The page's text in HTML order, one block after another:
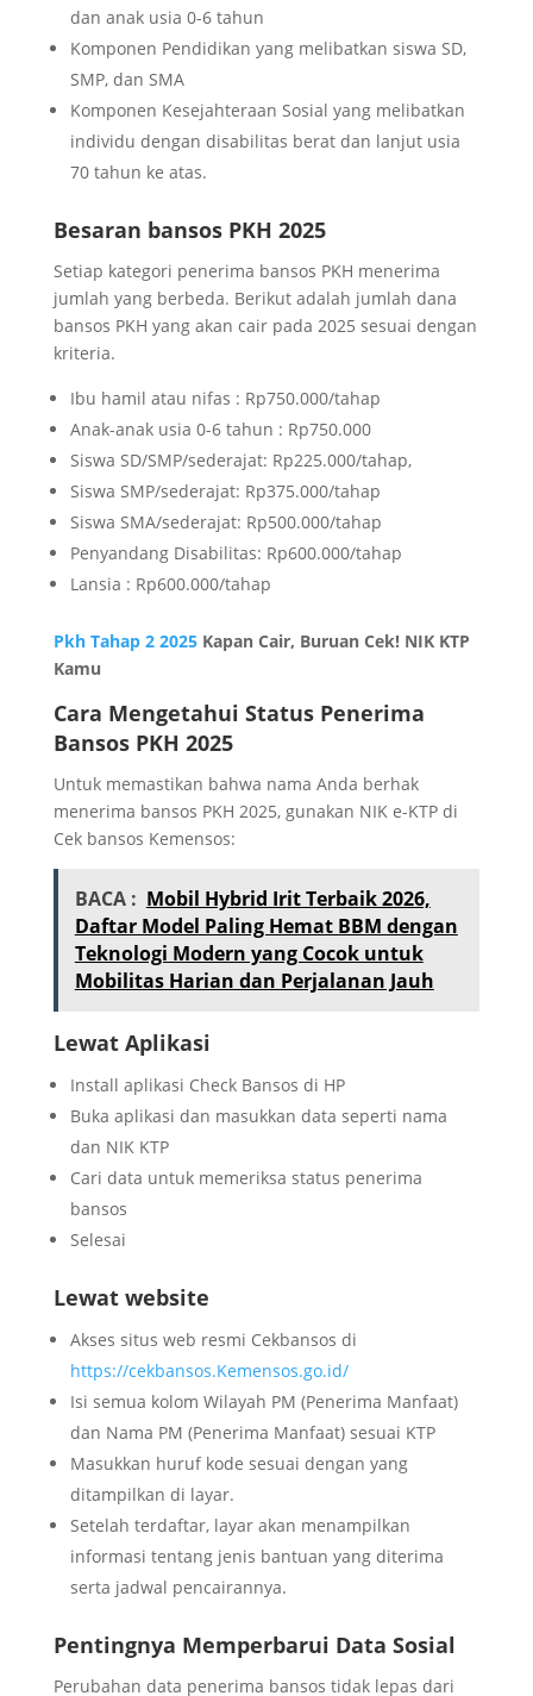
dan anak usia 0-6 tahun
Komponen Pendidikan yang melibatkan siswa SD,
SMP, dan SMA
Komponen Kesejahteraan Sosial yang melibatkan
individu dengan disabilitas berat dan lanjut usia
70 tahun ke atas.
Besaran bansos PKH 2025
Setiap kategori penerima bansos PKH menerima
jumlah yang berbeda. Berikut adalah jumlah dana
bansos PKH yang akan cair pada 2025 sesuai dengan
kriteria.
Ibu hamil atau nifas : Rp750.000/tahap
Anak-anak usia 0-6 tahun : Rp750.000
Siswa SD/SMP/sederajat: Rp225.000/tahap,
Siswa SMP/sederajat: Rp375.000/tahap
Siswa SMA/sederajat: Rp500.000/tahap
Penyandang Disabilitas: Rp600.000/tahap
Lansia : Rp600.000/tahap
Pkh Tahap 2 2025Kapan Cair, Buruan Cek! NIK KTP
Kamu
Cara Mengetahui Status Penerima
Bansos PKH 2025
Untuk memastikan bahwa nama Anda berhak
menerima bansos PKH 2025, gunakan NIK e-KTP di
Cek bansos Kemensos:
BACA : Mobil Hybrid Irit Terbaik 2026,
Daftar Model Paling Hemat BBM dengan
Teknologi Modern yang Cocok untuk
Mobilitas Harian dan Perjalanan Jauh
Lewat Aplikasi
Install aplikasi Check Bansos di HP
Buka aplikasi dan masukkan data seperti nama
dan NIK KTP
Cari data untuk memeriksa status penerima
bansos
Selesai
Lewat website
Akses situs web resmi Cekbansos di
https://cekbansos.Kemensos.go.id/
Isi semua kolom Wilayah PM (Penerima Manfaat)
dan Nama PM (Penerima Manfaat) sesuai KTP
Masukkan huruf kode sesuai dengan yang
ditampilkan di layar.
Setelah terdaftar, layar akan menampilkan
informasi tentang jenis bantuan yang diterima
serta jadwal pencairannya.
Pentingnya Memperbarui Data Sosial
Perubahan data penerima bansos tidak lepas dari